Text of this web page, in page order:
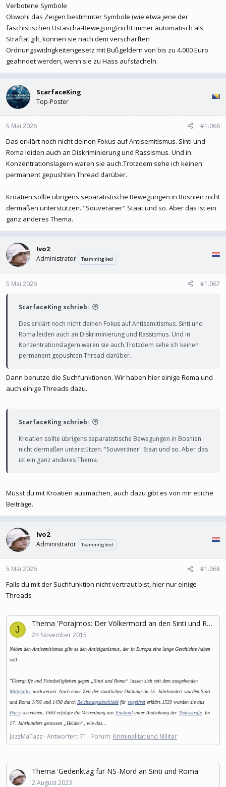
Verbotene Symbole
Obwohl das Zeigen bestimmter Symbole (wie etwa jene der
faschistischen Ustascha-Bewegung) nicht immer automatisch als
Straftat gilt, können sie nach dem verschärften
Ordnungswidrigkeitengesetz mit Bußgeldern von bis zu 4.000 Euro
geahndet werden, wenn sie zu Hass aufstacheln.
ScarfaceKing
Top-Poster
5 Mai 2026 #1.066
Das erklärt noch nicht deinen Fokus auf Antisemitismus. Sinti und
Roma leiden auch an Diskriminierung und Rassismus. Und in
Konzentrationslagern waren sie auch.Trotzdem sehe ich keinen
permanent gepushten Thread darüber.
Kroatien sollte übrigens separatistische Bewegungen in Bosnien nicht
dermaßen unterstützen. "Souveräner" Staat und so. Aber das ist ein
ganz anderes Thema.
Ivo2
Administrator Teammitglied
5 Mai 2026 #1.067
ScarfaceKing schrieb:
Das erklärt noch nicht deinen Fokus auf Antisemitismus. Sinti und
Roma leiden auch an Diskriminierung und Rassismus. Und in
Konzentrationslagern waren sie auch.Trotzdem sehe ich keinen
permanent gepushten Thread darüber.
Dann benutze die Suchfunktionen. Wir haben hier einige Roma und
auch einige Threads dazu.
ScarfaceKing schrieb:
Kroatien sollte übrigens separatistische Bewegungen in Bosnien
nicht dermaßen unterstützen. "Souveräner" Staat und so. Aber das
ist ein ganz anderes Thema.
Musst du mit Kroatien ausmachen, auch dazu gibt es von mir etliche
Beiträge.
Ivo2
Administrator Teammitglied
5 Mai 2026 #1.068
Falls du mit der Suchfunktion nicht vertraut bist, hier nur einige
Threads
J
Thema 'Porajmos: Der Völkermord an den Sinti und Roma - der europäische Antiziganismus.'
24 November 2015
Neben den Antisemitismus gibt es den Antiziganismus, der in Europa eine lange Geschichte haben
soll.
"Übergriffe und Feindseligkeiten gegen „Sinti und Roma“ lassen sich seit dem ausgehenden
Mittelalter nachweisen. Nach einer Zeit der staatlichen Duldung im 15. Jahrhundert wurden Sinti
und Roma 1496 und 1498 durch Reichstagsabschiede für vogelfrei erklärt.1539 wurden sie aus
Paris vertrieben, 1563 erfolgte die Vertreibung aus England unter Androhung der Todesstrafe . Im
17. Jahrhundert genossen „Heiden“, wie das...
JazzMaTazz Antworten: 71 Forum: Kriminalität und Militär
Thema 'Gedenktag für NS-Mord an Sinti und Roma'
2 August 2023